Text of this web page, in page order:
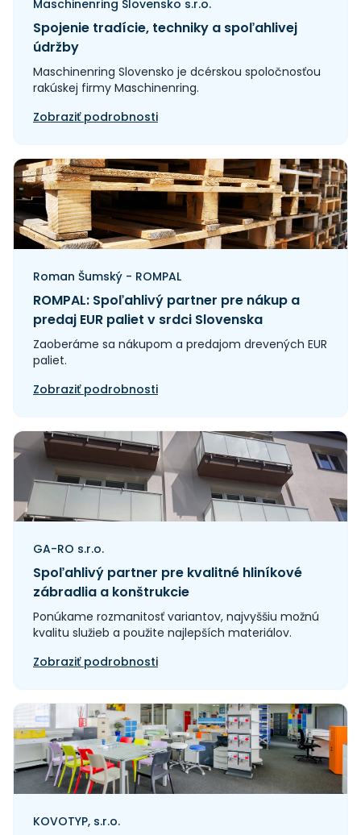
Maschinenring Slovensko s.r.o.
Spojenie tradície, techniky a spoľahlivej
údržby
Maschinenring Slovensko je dcérskou spoločnosťou
rakúskej firmy Maschinenring.
Zobraziť podrobnosti
Roman Šumský - ROMPAL
ROMPAL: Spoľahlivý partner pre nákup a
predaj EUR paliet v srdci Slovenska
Zaoberáme sa nákupom a predajom drevených EUR
paliet.
Zobraziť podrobnosti
GA-RO s.r.o.
Spoľahlivý partner pre kvalitné hliníkové
zábradlia a konštrukcie
Ponúkame rozmanitosť variantov, najvyššiu možnú
kvalitu služieb a použite najlepších materiálov.
Zobraziť podrobnosti
KOVOTYP, s.r.o.